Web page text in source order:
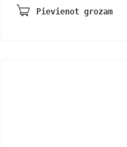
Pievienot grozam